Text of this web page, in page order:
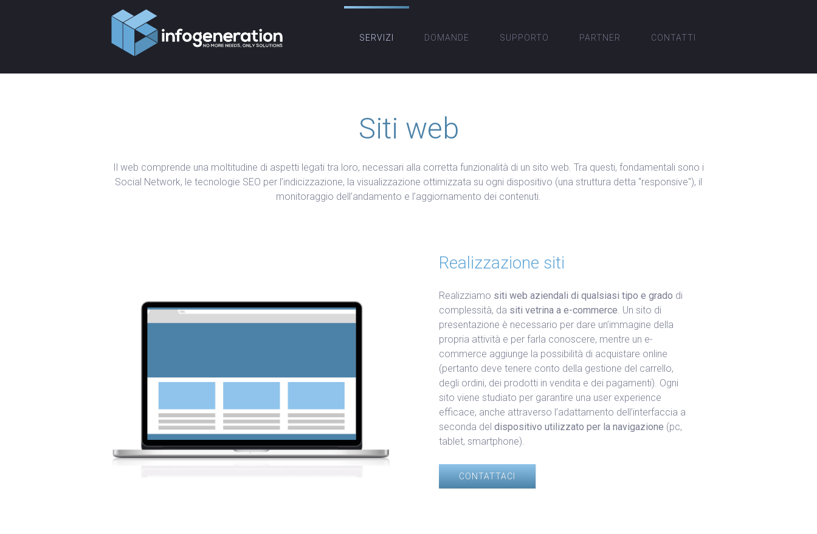
SERVIZI DOMANDE SUPPORTO PARTNER CONTATTI
Siti web
Il web comprende una moltitudine di aspetti legati tra loro, necessari alla corretta funzionalità di un sito web. Tra questi, fondamentali sono i
Social Network, le tecnologie SEO per l’indicizzazione, la visualizzazione ottimizzata su ogni dispositivo (una struttura detta “responsive"), il
monitoraggio dell’andamento e l’aggiornamento dei contenuti.
Realizzazione siti
Realizziamo siti web aziendali di qualsiasi tipo e grado di
complessità, da siti vetrina a e-commerce. Un sito di
presentazione è necessario per dare un’immagine della
propria attività e per farla conoscere, mentre un e-
commerce aggiunge la possibilità di acquistare online
(pertanto deve tenere conto della gestione del carrello,
degli ordini, dei prodotti in vendita e dei pagamenti). Ogni
sito viene studiato per garantire una user experience
efficace, anche attraverso l’adattamento dell’interfaccia a
seconda del dispositivo utilizzato per la navigazione (pc,
tablet, smartphone).
CONTATTACI